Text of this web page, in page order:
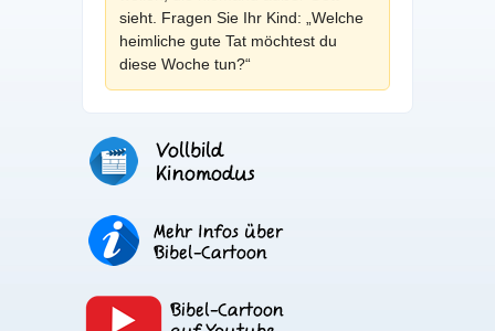
sieht. Fragen Sie Ihr Kind: „Welche
heimliche gute Tat möchtest du
diese Woche tun?“